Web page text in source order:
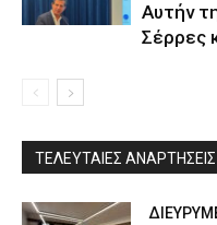
Αυτήν
Σέρρες
ΤΕΛΕΥΤΑΙΕΣ ΑΝΑΡΤΗΣΕΙΣ